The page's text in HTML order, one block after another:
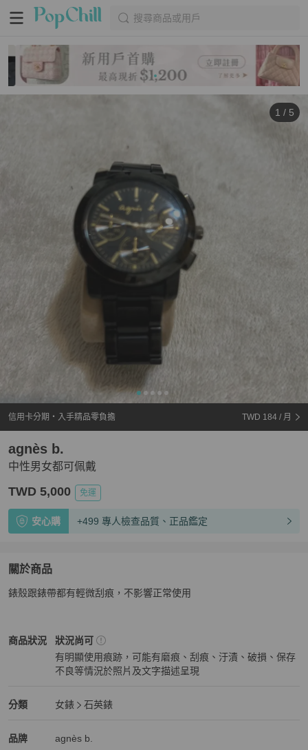
搜尋商品或用戶
1 / 5
信用卡分期・入手精品零負擔 TWD 184 / 月
中性男女都可佩戴
agnès b.
TWD 5,000 免運
安心購 +499 專人檢查品質、正品鑑定
關於商品
關於中性男女都可佩戴 商品詳情與購買須知
錶殼跟錶帶都有輕微刮痕，不影響正常使用
商品狀況
agnès b.女錶商品狀態與細節
狀況尚可
有明顯使用痕跡，可能有磨痕、刮痕、汙漬、破損、保存
不良等情況於照片及文字描述呈現
分類
agnès b. 女錶分類資訊
女錶
石英錶
品牌
agnès b. 精品女錶 品牌介紹
agnès b.
agnès b. 推薦清單